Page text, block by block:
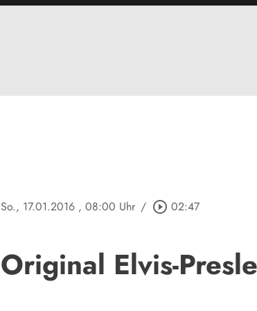
So., 17.01.2016 , 08:00 Uhr / play_circle_outline 02:47
Original Elvis-